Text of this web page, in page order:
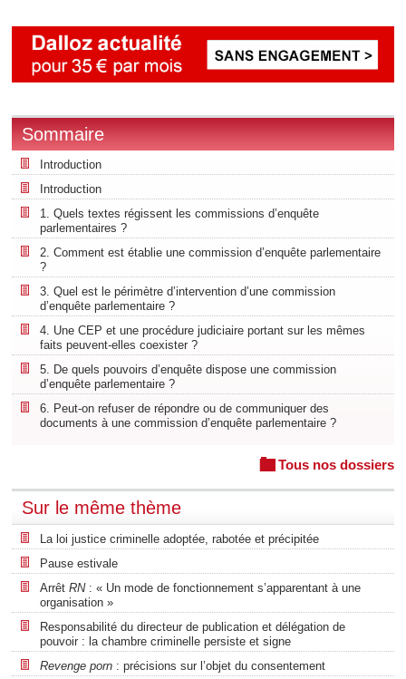
Sommaire
Introduction
Introduction
1. Quels textes régissent les commissions d’enquête
parlementaires ?
2. Comment est établie une commission d’enquête parlementaire
?
3. Quel est le périmètre d’intervention d’une commission
d’enquête parlementaire ?
4. Une CEP et une procédure judiciaire portant sur les mêmes
faits peuvent-elles coexister ?
5. De quels pouvoirs d’enquête dispose une commission
d’enquête parlementaire ?
6. Peut-on refuser de répondre ou de communiquer des
documents à une commission d’enquête parlementaire ?
Tous nos dossiers
Sur le même thème
La loi justice criminelle adoptée, rabotée et précipitée
Pause estivale
Arrêt RN: « Un mode de fonctionnement s’apparentant à une
organisation »
Responsabilité du directeur de publication et délégation de
pouvoir : la chambre criminelle persiste et signe
Revenge porn : précisions sur l’objet du consentement